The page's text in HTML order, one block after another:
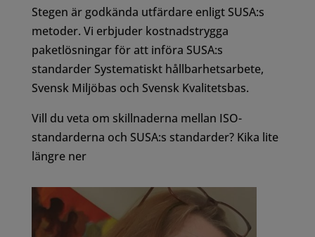
Stegen är godkända utfärdare enligt SUSA:s
metoder. Vi erbjuder kostnadstrygga
paketlösningar för att införa SUSA:s
standarder Systematiskt hållbarhetsarbete,
Svensk Miljöbas och Svensk Kvalitetsbas.
Vill du veta om skillnaderna mellan ISO-
standarderna och SUSA:s standarder? Kika lite
längre ner